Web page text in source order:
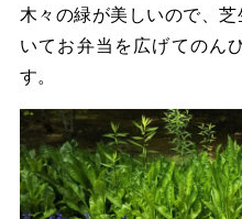
木々の緑が美しいので、
いてお弁当を広げてのん
す。